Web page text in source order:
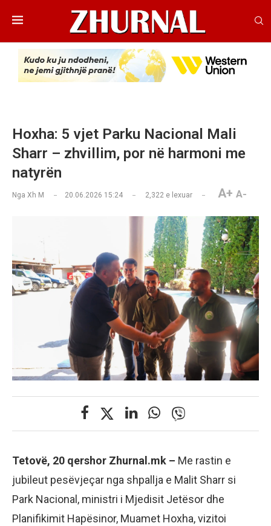
Hoxha: 5 vjet Parku Nacional Mali
Sharr – zhvillim, por në harmoni me
natyrën
Nga Xh M 20.06.2026 15:24 2,322 e lexuar A+ A-
Tetovë, 20 qershor Zhurnal.mk – Me rastin e
jubileut pesëvjeçar nga shpallja e Malit Sharr si
Park Nacional, ministri i Mjedisit Jetësor dhe
Planifikimit Hapësinor, Muamet Hoxha, vizitoi